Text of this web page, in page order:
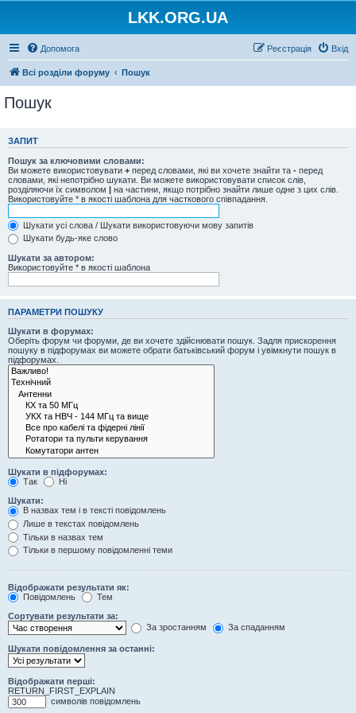
LKK.ORG.UA
Допомога Вхід
Реєстрація
Всі розділи форуму Пошук
Пошук
ЗАПИТ
Пошук за ключовими словами:
Ви можете використовувати + перед словами, які ви хочете знайти та - перед
словами, які непотрібно шукати. Ви можете використовувати список слів,
розділяючи їх символом | на частини, якщо потрібно знайти лише одне з цих слів.
Використовуйте * в якості шаблона для часткового співпадання.
Шукати усі слова / Шукати використовуючи мову запитів
Шукати будь-яке слово
Шукати за автором:
Використовуйте * в якості шаблона
ПАРАМЕТРИ ПОШУКУ
Шукати в форумах:
Оберіть форум чи форуми, де ви хочете здійснювати пошук. Задля прискорення
пошуку в підфорумах ви можете обрати батьківський форум і увімкнути пошук в
підфорумах.
Шукати в підфорумах:
Так
Ні
Шукати:
В назвах тем і в тексті повідомлень
Лише в текстах повідомлень
Тільки в назвах тем
Тільки в першому повідомленні теми
Відображати результати як:
Повідомлень
Тем
Сортувати результати за:
За зростанням
За спаданням
Шукати повідомлення за останні:
Відображати перші:
RETURN_FIRST_EXPLAIN
символів повідомлень